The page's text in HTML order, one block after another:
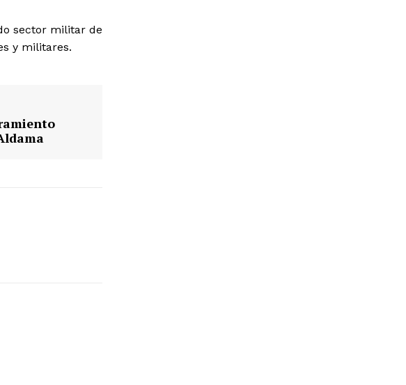
sector militar de
y militares.